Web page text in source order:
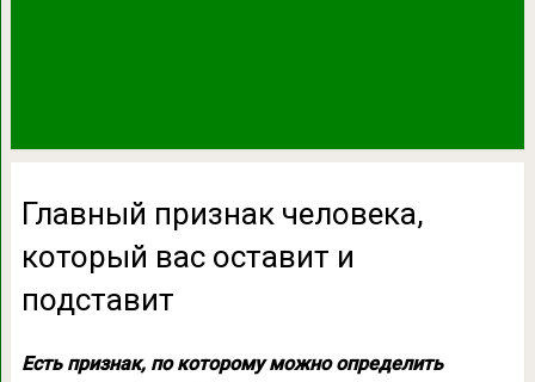
Главный признак человека,
который вас оставит и
подставит
Есть признак, по которому можно определить